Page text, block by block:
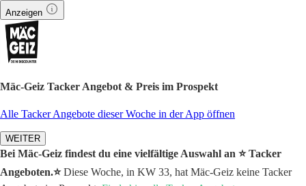
Anzeigen
Mäc-Geiz Tacker Angebot & Preis im Prospekt
Alle Tacker Angebote dieser Woche in der App öffnen
WEITER
Bei Mäc-Geiz findest du eine vielfältige Auswahl an ⭐️ Tacker
Angeboten.⭐️Diese Woche, in KW 33, hat Mäc-Geiz keine Tacker